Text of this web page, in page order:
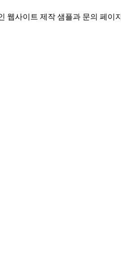
웹사이트 제작 샘플과 문의 페이